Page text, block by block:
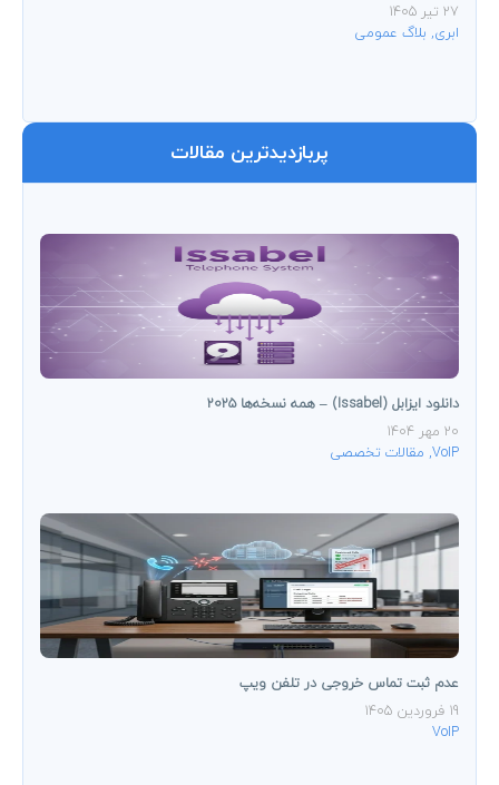
27 تیر 1405
ابری, بلاگ عمومی
پربازدیدترین مقالات
دانلود ایزابل (Issabel) – همه نسخه‌ها ۲۰۲۵
20 مهر 1404
VoIP
, مقالات تخصصی
عدم ثبت تماس خروجی در تلفن ویپ
19 فروردین 1405
VoIP